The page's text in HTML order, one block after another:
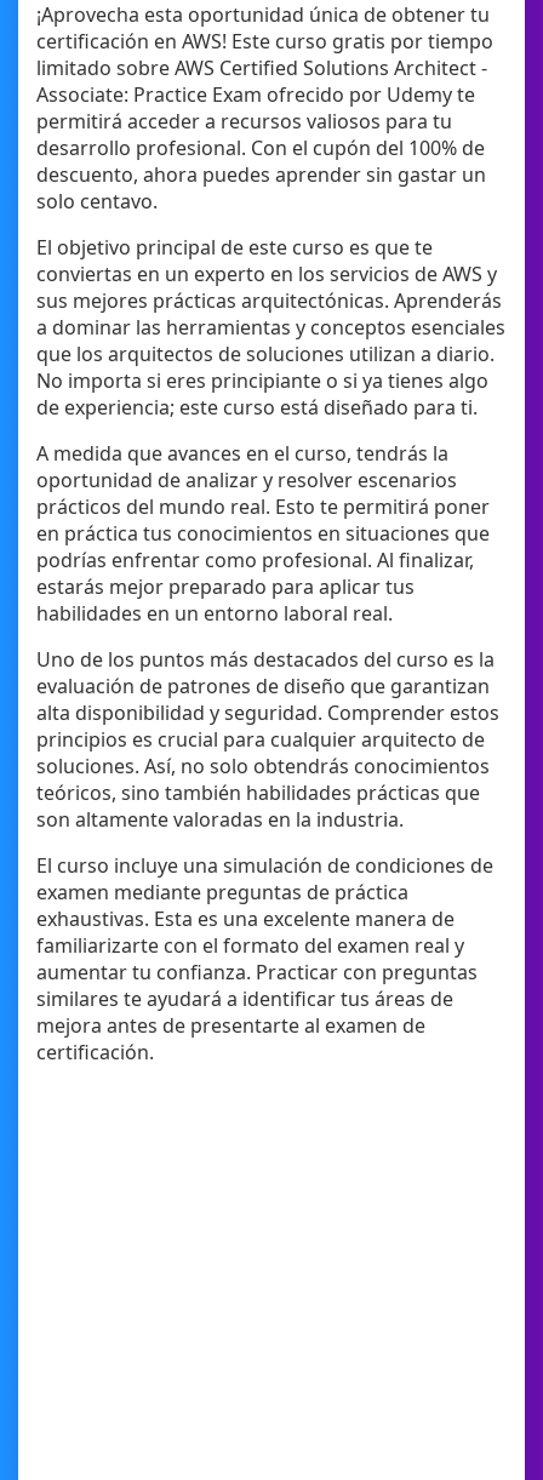
¡Aprovecha esta oportunidad única de obtener tu
certificación en AWS! Este curso gratis por tiempo
limitado sobre AWS Certified Solutions Architect -
Associate: Practice Exam ofrecido por Udemy te
permitirá acceder a recursos valiosos para tu
desarrollo profesional. Con el cupón del 100% de
descuento, ahora puedes aprender sin gastar un
solo centavo.
El objetivo principal de este curso es que te
conviertas en un experto en los servicios de AWS y
sus mejores prácticas arquitectónicas. Aprenderás
a dominar las herramientas y conceptos esenciales
que los arquitectos de soluciones utilizan a diario.
No importa si eres principiante o si ya tienes algo
de experiencia; este curso está diseñado para ti.
A medida que avances en el curso, tendrás la
oportunidad de analizar y resolver escenarios
prácticos del mundo real. Esto te permitirá poner
en práctica tus conocimientos en situaciones que
podrías enfrentar como profesional. Al finalizar,
estarás mejor preparado para aplicar tus
habilidades en un entorno laboral real.
Uno de los puntos más destacados del curso es la
evaluación de patrones de diseño que garantizan
alta disponibilidad y seguridad. Comprender estos
principios es crucial para cualquier arquitecto de
soluciones. Así, no solo obtendrás conocimientos
teóricos, sino también habilidades prácticas que
son altamente valoradas en la industria.
El curso incluye una simulación de condiciones de
examen mediante preguntas de práctica
exhaustivas. Esta es una excelente manera de
familiarizarte con el formato del examen real y
aumentar tu confianza. Practicar con preguntas
similares te ayudará a identificar tus áreas de
mejora antes de presentarte al examen de
certificación.